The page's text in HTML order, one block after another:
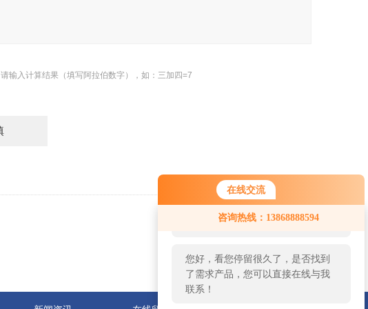
在线交流
咨询热线：13868888594
您好！欢迎前来咨询，很高兴为您
服务，请问您要咨询什么问题呢？
您好，看您停留很久了，是否找到
了需求产品，您可以直接在线与我
联系！
请输入计算结果（填写阿拉伯数字），如：三加四=7